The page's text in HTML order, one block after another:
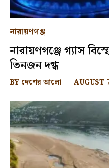
নারায়ণগঞ্জ
নারায়ণগঞ্জে গ্যাস
তিনজন দগ্ধ
BY দেশের আলো AUGUST